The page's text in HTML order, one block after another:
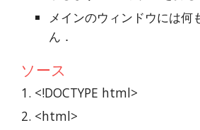
メインのウィンドウには何
ん．
ソース
<!DOCTYPE html>
<html>